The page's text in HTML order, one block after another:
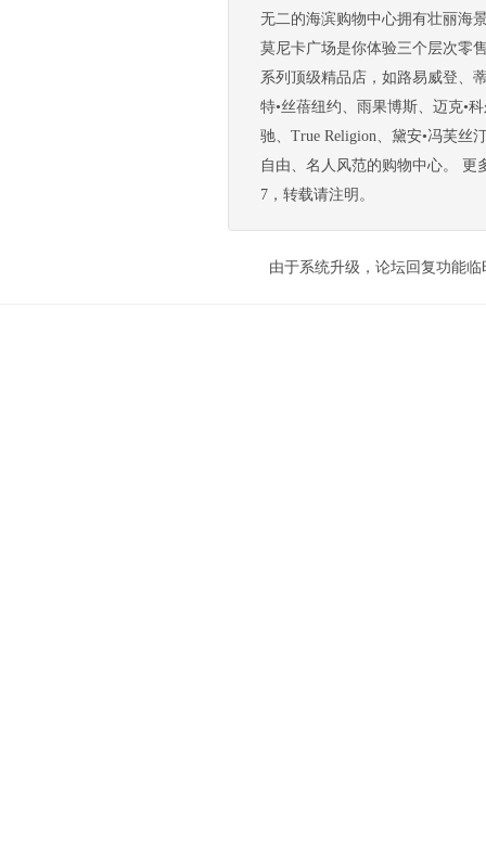
无二的海滨购物中心拥有壮丽海
莫尼卡广场是你体验三个层次零
系列顶级精品店，如路易威登、
特•丝蓓纽约、雨果博斯、迈克•
驰、True Religion、黛安•冯芙丝
自由、名人风范的购物中心。 更
7，转载请注明。
由于系统升级，论坛回复功能临